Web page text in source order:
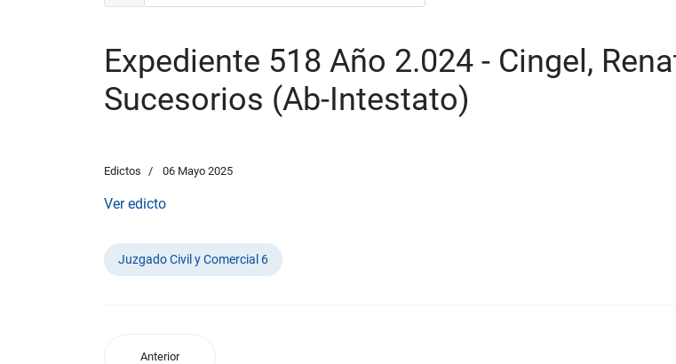
Expediente 518 Año 2.024 - Cingel,
Sucesorios (Ab-Intestato)
Edictos 06 Mayo 2025
Ver edicto
Juzgado Civil y Comercial 6
Anterior